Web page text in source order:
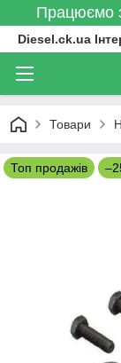
Працюємо
Diesel.ck.ua
Товари
Топ продажів